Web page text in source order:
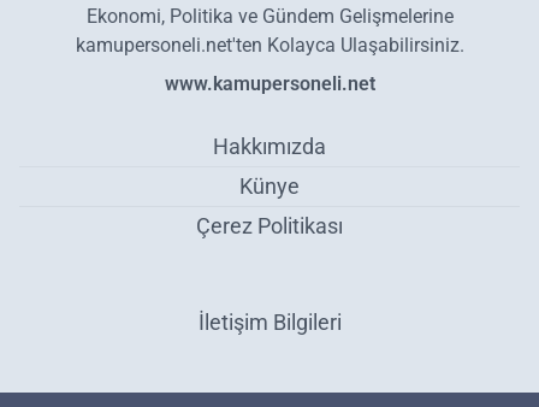
Ekonomi, Politika ve Gündem Gelişmelerine
kamupersoneli.net'ten Kolayca Ulaşabilirsiniz.
www.kamupersoneli.net
Hakkımızda
Künye
Çerez Politikası
İletişim Bilgileri